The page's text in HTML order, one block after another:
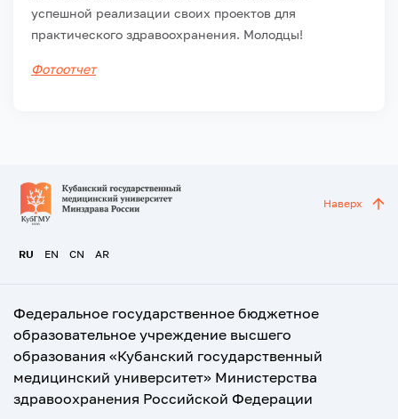
успешной реализации своих проектов для
практического здравоохранения. Молодцы!
Фотоотчет
RU EN CN AR
Наверх
Федеральное государственное бюджетное
образовательное учреждение высшего
образования «Кубанский государственный
медицинский университет» Министерства
здравоохранения Российской Федерации